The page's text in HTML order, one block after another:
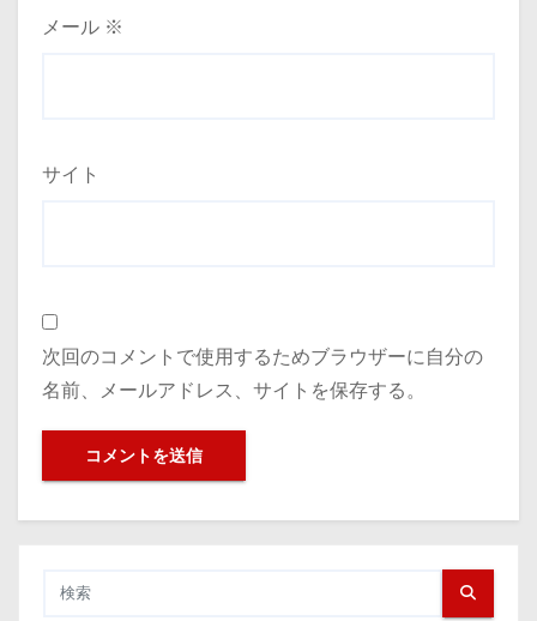
メール ※
サイト
次回のコメントで使用するためブラウザーに自分の
名前、メールアドレス、サイトを保存する。